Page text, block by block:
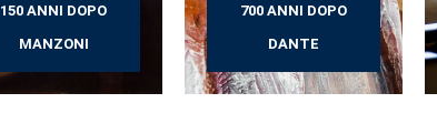
150 ANNI DOPO
MANZONI
700 ANNI DOPO
DANTE